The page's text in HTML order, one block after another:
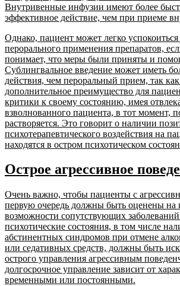
Внутривенные инфузии имеют более
эффективное действие, чем при приеме
Однако, пациент может легко успокоиться
перорального применения препаратов,
понимает, что меры были приняты и
Сублингвальное введение может иметь
действия, чем пероральный прием, так
дополнительное преимущество для
критики к своему состоянию, имея
взволнованного пациента, в тот момент,
растворяется. Это говорит о наличии
психотерапевтического воздействия на
находятся в остром психотическом
Острое агрессивное
Очень важно, чтобы пациенты с
первую очередь должны быть оценены на
возможности сопутствующих
психотические состояния, в том числе
абстинентных синдромов при отмене
или седативных средств, должны быть
острого управления агрессивным
долгосрочное управление зависит от
временными или постоянными.